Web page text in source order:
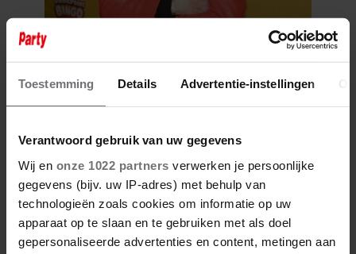
Toestemming Details Advertentie-instellingen
Verantwoord gebruik van uw gegevens
Wij en onze 1022 partners verwerken je persoonlijke
gegevens (bijv. uw IP-adres) met behulp van
technologieën zoals cookies om informatie op uw
apparaat op te slaan en te gebruiken met als doel
gepersonaliseerde advertenties en content, metingen aan
PETER FABER (82) OVERLEDEN:
HIJ STIERF VREDIG IN HET